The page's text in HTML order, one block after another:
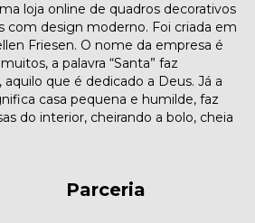
loja online de quadros decorativos
com design moderno. Foi criada em
Friesen. O nome da empresa é
a palavra “Santa” faz
que é dedicado a Deus. Já a
casa pequena e humilde, faz
do interior, cheirando a bolo, cheia
Parceria